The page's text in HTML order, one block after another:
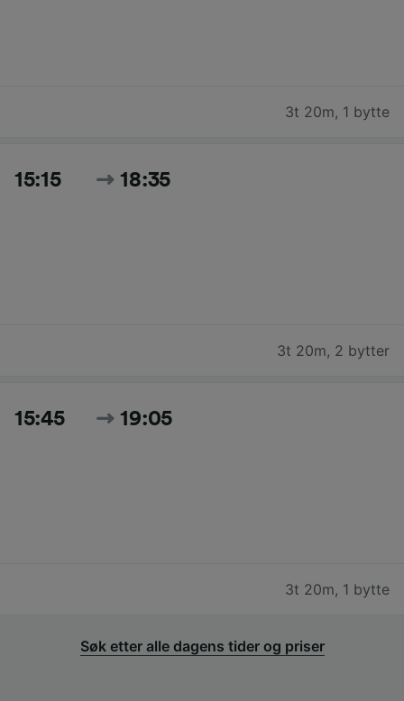
3t 20m, 1 bytte
15:15 18:35
3t 20m, 2 bytter
15:45 19:05
3t 20m, 1 bytte
Søk etter alle dagens tider og priser